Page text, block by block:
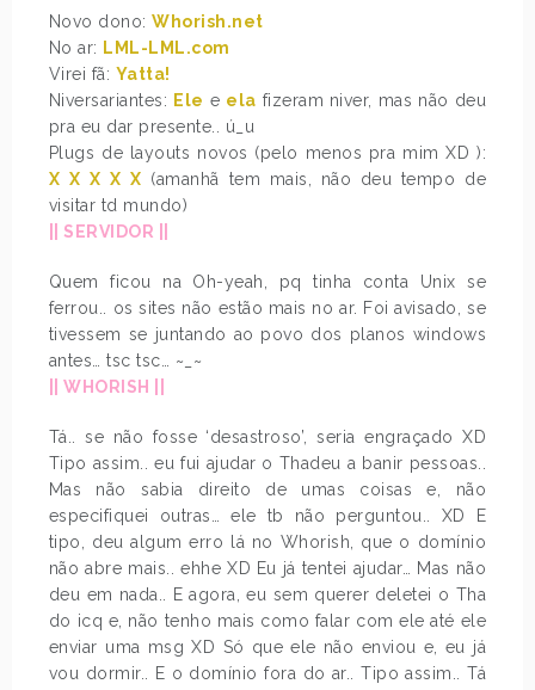
Novo dono:Whorish.net
No ar: LML-LML.com
Virei fã: Yatta!
Niversariantes: Ele e ela fizeram niver, mas não deu
pra eu dar presente.. ú_u
Plugs de layouts novos (pelo menos pra mim XD ):
X X X X X (amanhã tem mais, não deu tempo de
visitar td mundo)
|| SERVIDOR ||
Quem ficou na Oh-yeah, pq tinha conta Unix se
ferrou.. os sites não estão mais no ar. Foi avisado, se
tivessem se juntando ao povo dos planos windows
antes… tsc tsc… ~_~
|| WHORISH ||
Tá.. se não fosse ‘desastroso’, seria engraçado XD
Tipo assim.. eu fui ajudar o Thadeu a banir pessoas..
Mas não sabia direito de umas coisas e, não
especifiquei outras… ele tb não perguntou.. XD E
tipo, deu algum erro lá no Whorish, que o domínio
não abre mais.. ehhe XD Eu já tentei ajudar… Mas não
deu em nada.. E agora, eu sem querer deletei o Tha
do icq e, não tenho mais como falar com ele até ele
enviar uma msg XD Só que ele não enviou e, eu já
vou dormir.. E o domínio fora do ar.. Tipo assim.. Tá